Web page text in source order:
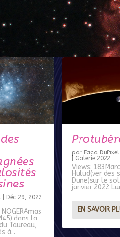
Déc 29, 2022
dans la
Taureau,
à...
par Fada DuPixel
Galerie 2022
Views:
Hulud(ver des
Dune)sur le
janvier 2022
EN SAVOIR